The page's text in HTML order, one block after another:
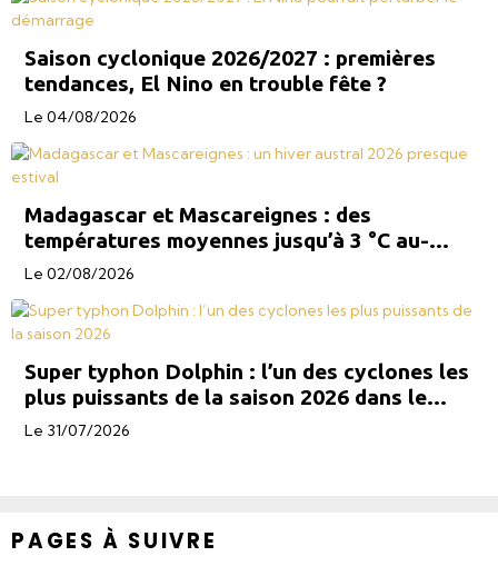
Saison cyclonique 2026/2027 : premières
tendances, El Nino en trouble fête ?
Le 04/08/2026
Madagascar et Mascareignes : des
températures moyennes jusqu’à 3 °C au-
dessus des normales la semaine prochaine
Le 02/08/2026
Super typhon Dolphin : l’un des cyclones les
plus puissants de la saison 2026 dans le
Pacifique Ouest
Le 31/07/2026
PAGES À SUIVRE